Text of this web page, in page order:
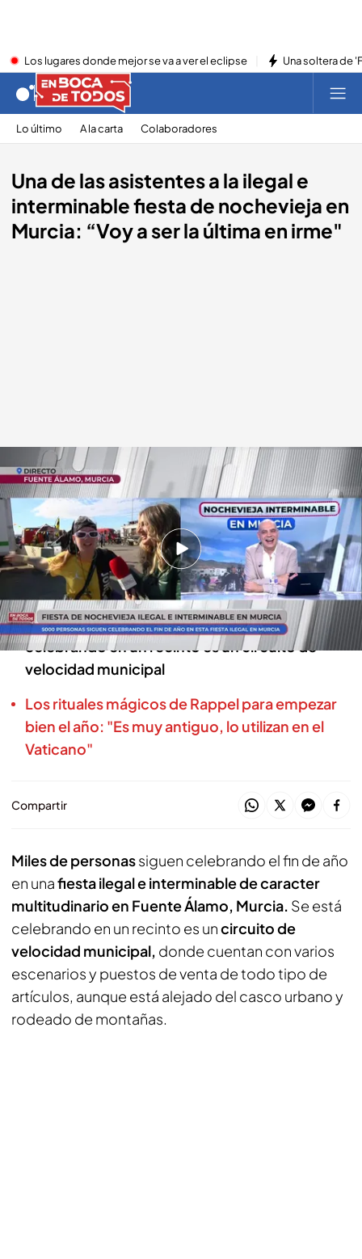
Los lugares donde mejor se va a ver el eclipse Una soltera de
Lo último A la carta Colaboradores
Una de las asistentes a la ilegal e
interminable fiesta de nochevieja en
Murcia: “Voy a ser la última en irme"
'En boca de todos'
En boca de todos
02 ENE 2024 - 13:03h.
Miles de personas siguen celebrando el fin de
año en Fuente Álamo, Murcia
Este evento ilegal e interminable se está
celebrando en un recinto es un circuito de
velocidad municipal
Los rituales mágicos de Rappel para empezar
bien el año: "Es muy antiguo, lo utilizan en el
Vaticano"
Compartir
Miles de personassiguen celebrando el fin de año
en unafiesta ilegal e interminable de caracter
multitudinario en Fuente Álamo, Murcia. Se está
celebrando en un recinto es uncircuito de
velocidad municipal, donde cuentan con varios
escenarios y puestos de venta de todo tipo de
artículos, aunque está alejado del casco urbano y
rodeado de montañas.